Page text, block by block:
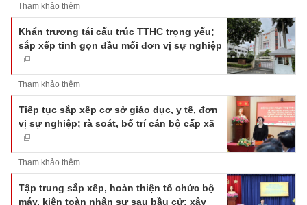
Tham khảo thêm
Khẩn trương tái cấu trúc TTHC trọng yếu;
sắp xếp tinh gọn đầu mối đơn vị sự nghiệp
Tham khảo thêm
Tiếp tục sắp xếp cơ sở giáo dục, y tế, đơn
vị sự nghiệp; rà soát, bố trí cán bộ cấp xã
Tham khảo thêm
Tập trung sắp xếp, hoàn thiện tổ chức bộ
máy, kiện toàn nhân sự sau bầu cử; xây